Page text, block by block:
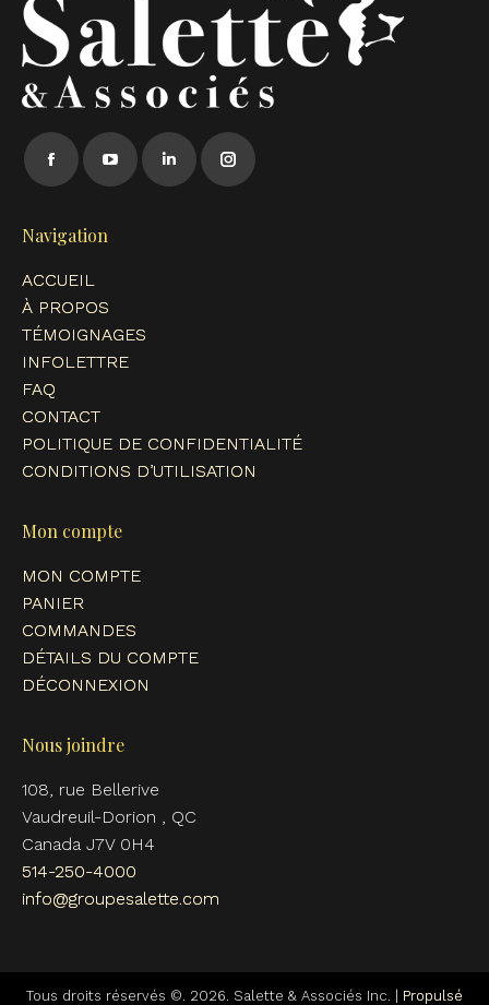
Trouvez nous sur :
Facebook
opens
new
window
YouTube
LinkedInInstagram
Navigation
ACCUEIL
À PROPOS
TÉMOIGNAGES
INFOLETTRE
FAQ
CONTACT
POLITIQUE DE CONFIDENTIALITÉ
CONDITIONS D’UTILISATION
Mon compte
MON COMPTE
PANIER
COMMANDES
DÉTAILS DU COMPTE
DÉCONNEXION
Nous joindre
108, rue Bellerive
Vaudreuil-Dorion , QC
Canada J7V 0H4
514-250-4000
info@groupesalette.com
Tous droits réservés ©. 2026. Salette & Associés Inc. | Propulsé